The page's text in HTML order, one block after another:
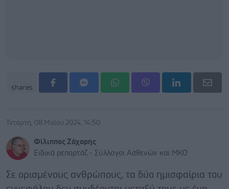
shares
Τετάρτη, 08 Μαΐου 2024, 14:50
Φίλιππος Ζάχαρης
Ειδικά ρεπορτάζ - Σύλλογοι Ασθενών και ΜΚΟ
Σε ορισμένους ανθρώπους, τα δύο ημισφαίρια του